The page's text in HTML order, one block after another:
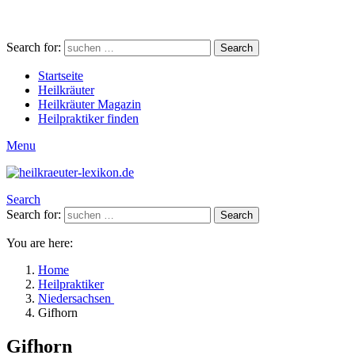
Search for: Search
Startseite
Heilkräuter
Heilkräuter Magazin
Heilpraktiker finden
Menu
Search
Search for:
Search
You are here:
Home
Heilpraktiker
Niedersachsen
Gifhorn
Gifhorn